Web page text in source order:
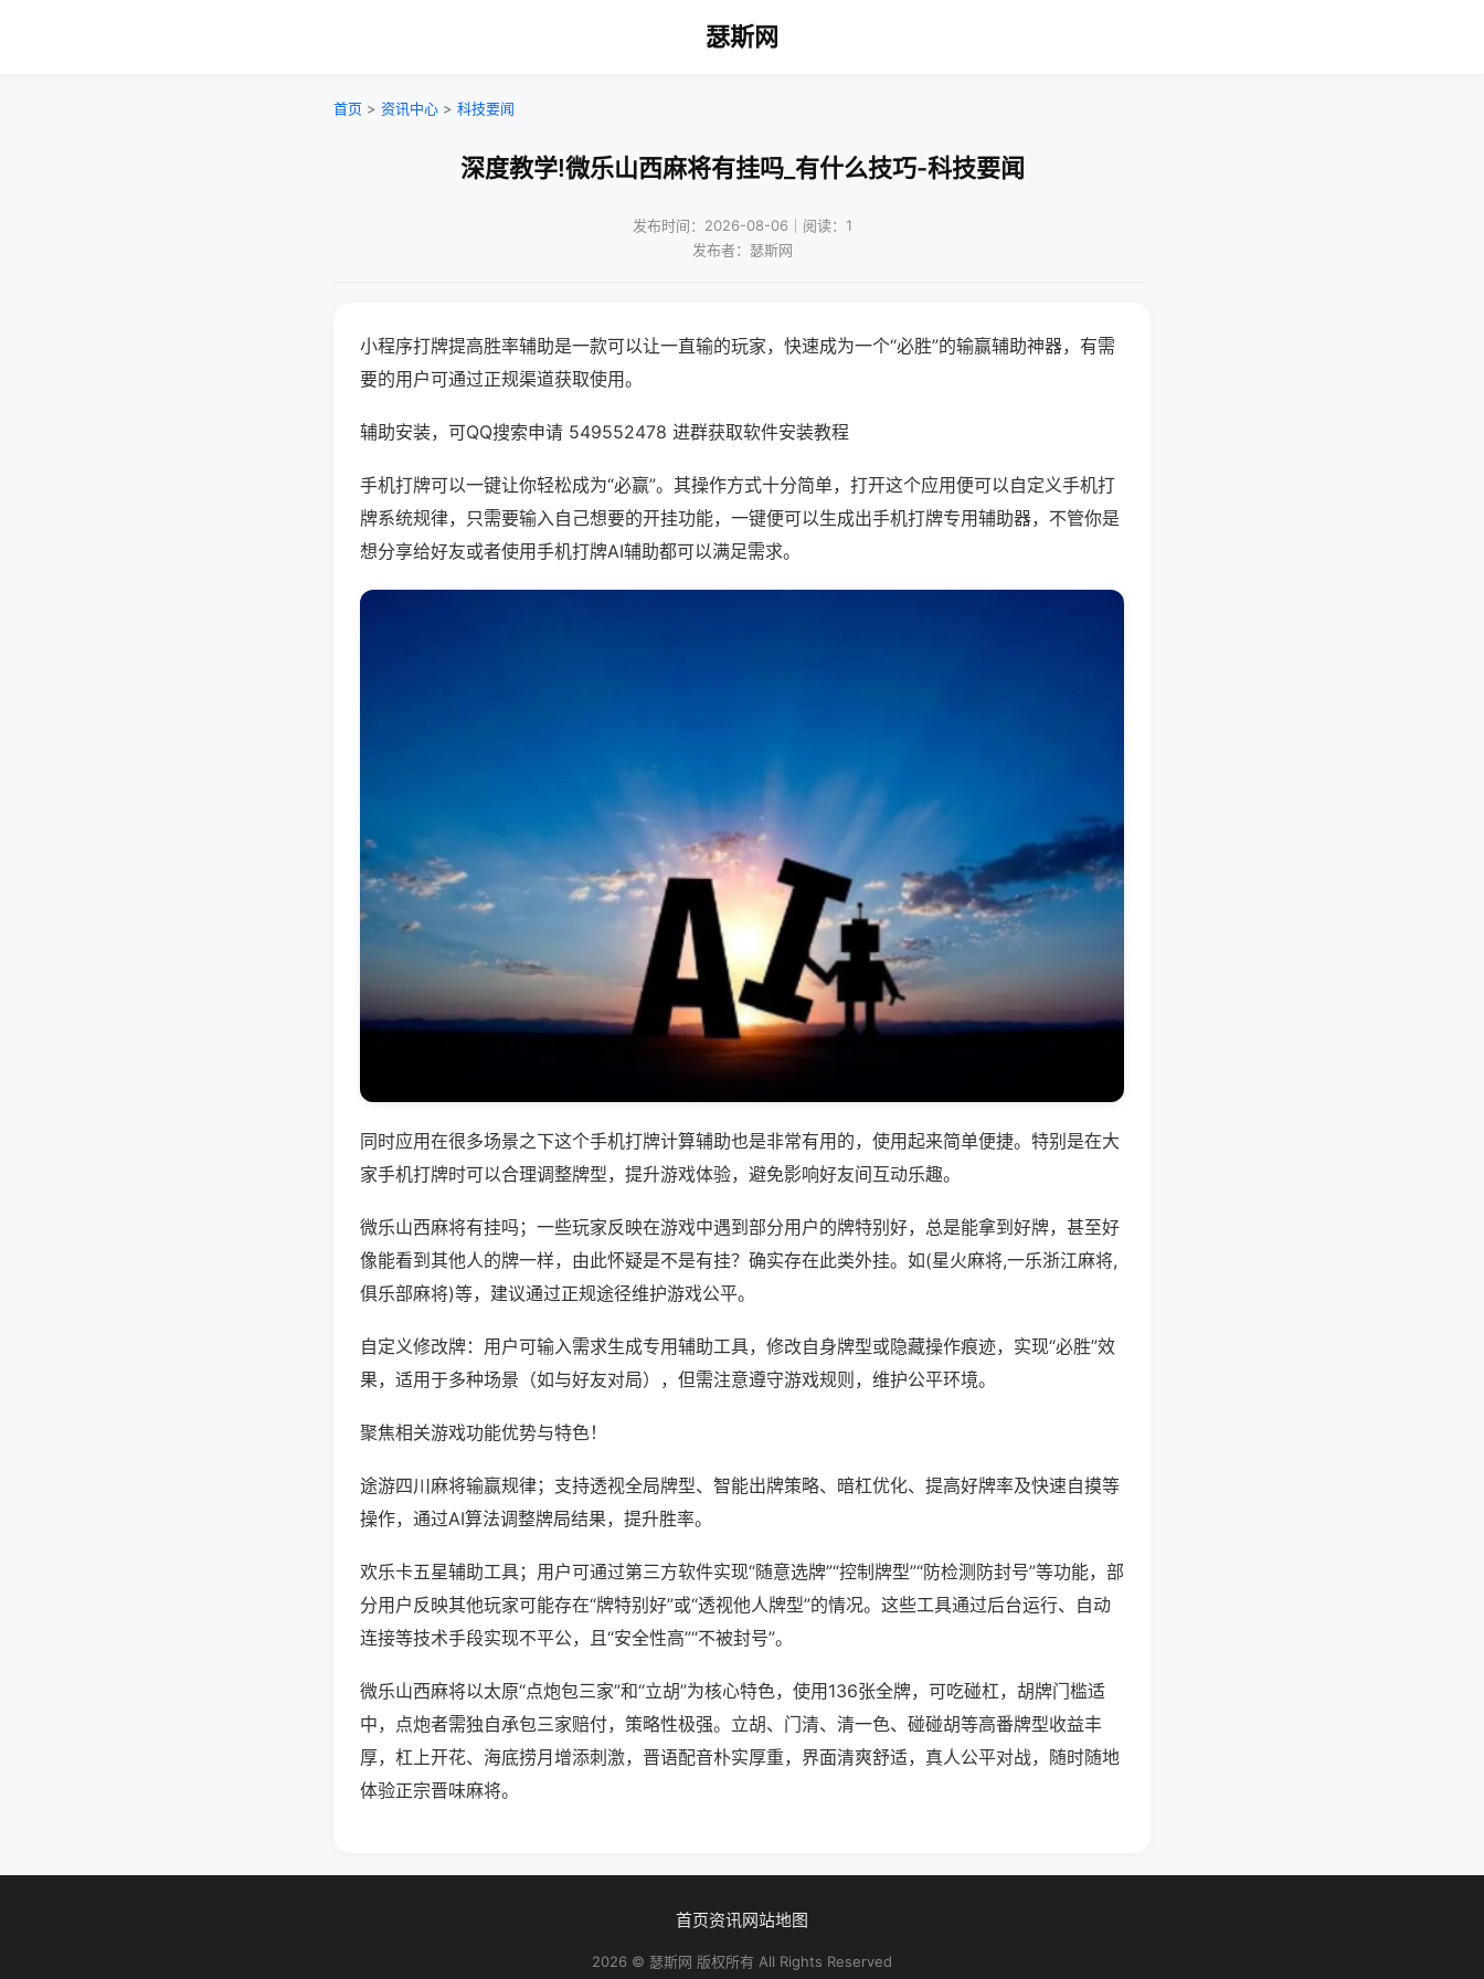
瑟斯网
首页 > 资讯中心 > 科技要闻
深度教学!微乐山西麻将有挂吗_有什么技巧-科技要闻
发布时间：2026-08-06｜阅读：1
发布者：瑟斯网
小程序打牌提高胜率辅助是一款可以让一直输的玩家，快速成为一个“必胜”的输赢辅助神器，有需
要的用户可通过正规渠道获取使用。
辅助安装，可QQ搜索申请 549552478 进群获取软件安装教程
手机打牌可以一键让你轻松成为“必赢”。其操作方式十分简单，打开这个应用便可以自定义手机打
牌系统规律，只需要输入自己想要的开挂功能，一键便可以生成出手机打牌专用辅助器，不管你是
想分享给好友或者使用手机打牌AI辅助都可以满足需求。
同时应用在很多场景之下这个手机打牌计算辅助也是非常有用的，使用起来简单便捷。特别是在大
家手机打牌时可以合理调整牌型，提升游戏体验，避免影响好友间互动乐趣。
微乐山西麻将有挂吗；一些玩家反映在游戏中遇到部分用户的牌特别好，总是能拿到好牌，甚至好
像能看到其他人的牌一样，由此怀疑是不是有挂？确实存在此类外挂。如(星火麻将,一乐浙江麻将,
俱乐部麻将)等，建议通过正规途径维护游戏公平。
自定义修改牌：用户可输入需求生成专用辅助工具，修改自身牌型或隐藏操作痕迹，实现“必胜”效
果，适用于多种场景（如与好友对局），但需注意遵守游戏规则，维护公平环境。
聚焦相关游戏功能优势与特色！
途游四川麻将输赢规律；支持透视全局牌型、智能出牌策略、暗杠优化、提高好牌率及快速自摸等
操作，通过AI算法调整牌局结果，提升胜率。
欢乐卡五星辅助工具；用户可通过第三方软件实现“随意选牌”“控制牌型”“防检测防封号”等功能，部
分用户反映其他玩家可能存在“牌特别好”或“透视他人牌型”的情况。这些工具通过后台运行、自动
连接等技术手段实现不平公，且“安全性高”“不被封号”。
微乐山西麻将以太原“点炮包三家”和“立胡”为核心特色，使用136张全牌，可吃碰杠，胡牌门槛适
中，点炮者需独自承包三家赔付，策略性极强。立胡、门清、清一色、碰碰胡等高番牌型收益丰
厚，杠上开花、海底捞月增添刺激，晋语配音朴实厚重，界面清爽舒适，真人公平对战，随时随地
体验正宗晋味麻将。
首页资讯网站地图
2026 © 瑟斯网 版权所有 All Rights Reserved